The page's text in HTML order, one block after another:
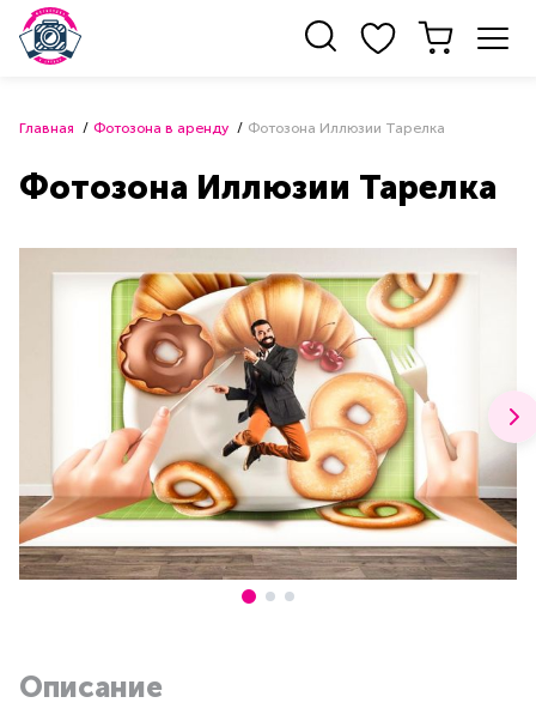
Главная Фотозона в аренду Фотозона Иллюзии Тарелка
Фотозона Иллюзии Тарелка
Описание